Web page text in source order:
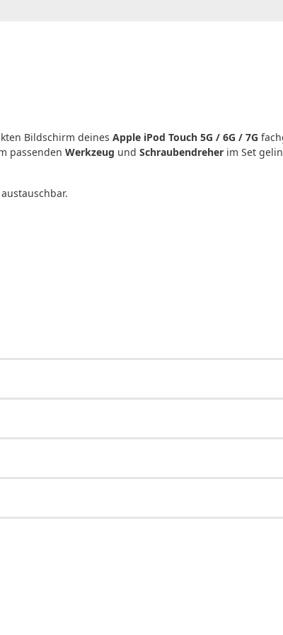
Bildschirm deines Apple iPod Touch 5G / 6G / 7G
passenden Werkzeug und Schraubendreher im Set